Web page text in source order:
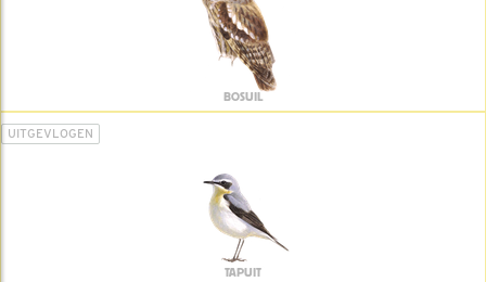
BOSUIL
UITGEVLOGEN
TAPUIT